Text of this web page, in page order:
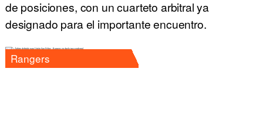
de posiciones, con un cuarteto arbitral ya
designado para el importante encuentro.
Rangers